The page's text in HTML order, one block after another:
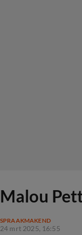
Malou
SPRAAKMAKEND
24 mrt 2025, 16:55